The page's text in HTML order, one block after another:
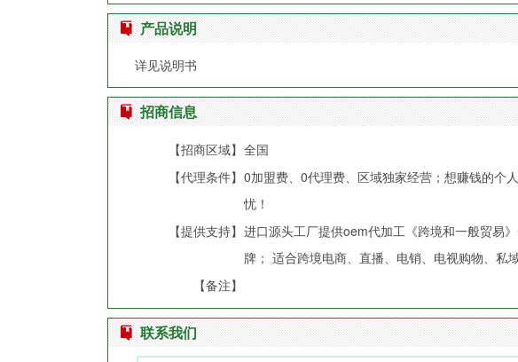
产品说明
详见说明书
招商信息
【招商区域】 全国
【代理条件】 0加盟费、0代理费、区域独家经营；想赚钱的个
忧！
【提供支持】 进口源头工厂提供oem代加工《跨境和一般贸易
牌； 适合跨境电商、直播、电销、电视购物、私
【备注】
联系我们